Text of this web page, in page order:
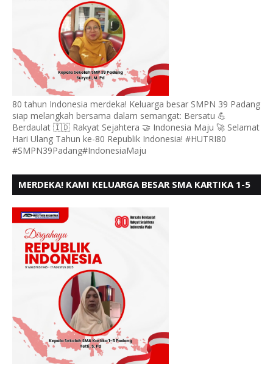
80 tahun Indonesia merdeka! Keluarga besar SMPN 39 Padang
siap melangkah bersama dalam semangat: Bersatu 💪
Berdaulat 🇮🇩 Rakyat Sejahtera 🤝 Indonesia Maju 🚀 Selamat
Hari Ulang Tahun ke-80 Republik Indonesia! #HUTRI80
#SMPN39Padang#IndonesiaMaju
MERDEKA! KAMI KELUARGA BESAR SMA KARTIKA 1-5
BERSATU BERD